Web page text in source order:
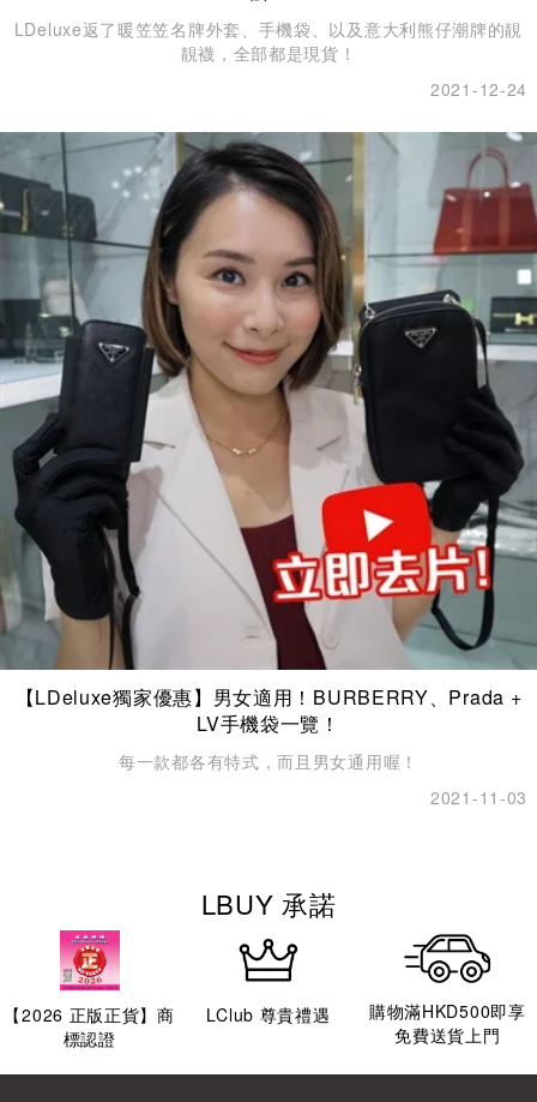
LDeluxe返了暖笠笠名牌外套、手機袋、以及意大利熊仔潮牌的靚
靚襪，全部都是現貨！
2021-12-24
【LDeluxe獨家優惠】男女適用！BURBERRY、Prada +
LV手機袋一覽！
每一款都各有特式，而且男女通用喔！
2021-11-03
LBUY 承諾
【2026 正版正貨】商
標認證
LClub 尊貴禮遇
購物滿HKD500即享
免費送貨上門